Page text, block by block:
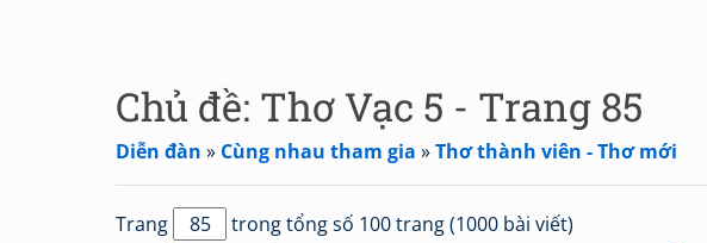
Chủ đề: Thơ Vạc 5 - Trang 85
Diễn đàn » Cùng nhau tham gia »Thơ thành viên - Thơ mới
Trang trong tổng số 100 trang (1000 bài viết)